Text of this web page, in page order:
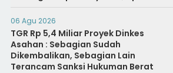
Diminta Segera Usut
06 Agu 2026
TGR Rp 5,4 Miliar Proyek Dinkes
Asahan : Sebagian Sudah
Dikembalikan, Sebagian Lain
Terancam Sanksi Hukuman Berat